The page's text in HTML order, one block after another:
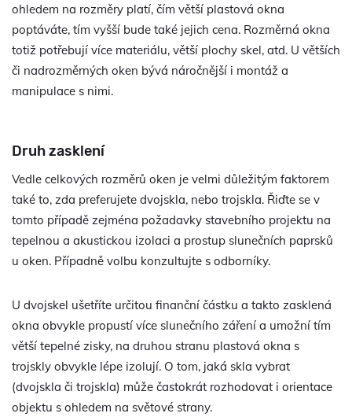
ohledem na rozměry platí, čím větší plastová okna
poptáváte, tím vyšší bude také jejich cena. Rozměrná okna
totiž potřebují více materiálu, větší plochy skel, atd. U větších
či nadrozměrných oken bývá náročnější i montáž a
manipulace s nimi.
Druh zasklení
Vedle celkových rozměrů oken je velmi důležitým faktorem
také to, zda preferujete dvojskla, nebo trojskla. Řiďte se v
tomto případě zejména požadavky stavebního projektu na
tepelnou a akustickou izolaci a prostup slunečních paprsků
u oken. Případně volbu konzultujte s odborníky.
U dvojskel ušetříte určitou finanční částku a takto zasklená
okna obvykle propustí více slunečního záření a umožní tím
větší tepelné zisky, na druhou stranu plastová okna s
trojskly obvykle lépe izolují. O tom, jaká skla vybrat
(dvojskla či trojskla) může častokrát rozhodovat i orientace
objektu s ohledem na světové strany.